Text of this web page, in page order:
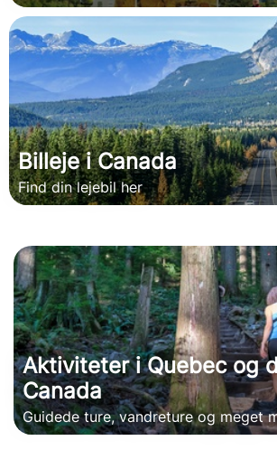
Billeje i Canada
Find din lejebil her
Aktiviteter i Quebec og
Canada
Guidede ture, vandreture og meget